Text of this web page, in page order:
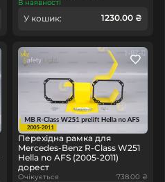
В наявності
У кошик: 1230.00 ₴
Перехідна рамка для
Mercedes-Benz R-Class W251
Hella no AFS (2005-2011)
дорест
Очікується 738.00 ₴